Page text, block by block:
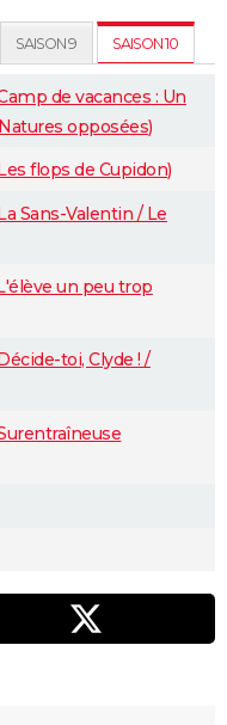
SAISON 9 SAISON 10
de vacances : Un
opposées)
flops de Cupidon)
Sans-Valentin / Le
un peu trop
toi, Clyde ! /